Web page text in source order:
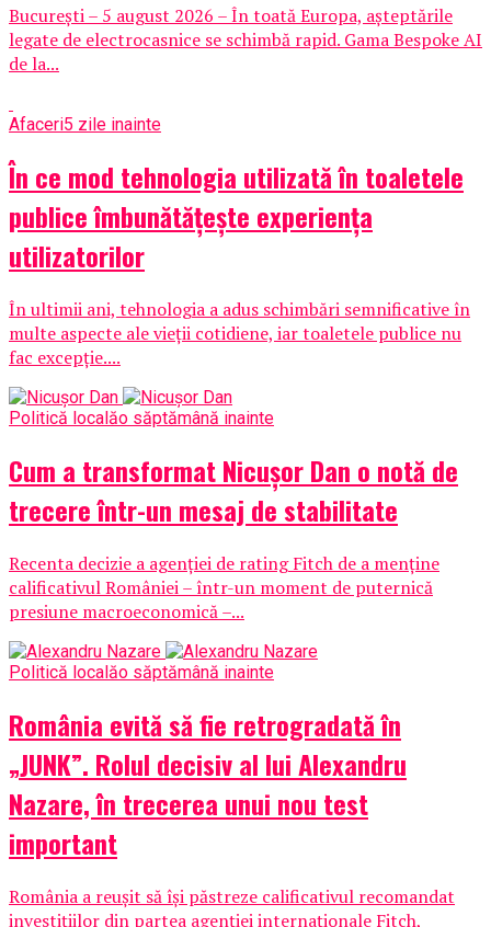
București – 5 august 2026 – În toată Europa, așteptările
legate de electrocasnice se schimbă rapid. Gama Bespoke AI
de la...
Afaceri5 zile inainte
În ce mod tehnologia utilizată în toaletele
publice îmbunătățește experiența
utilizatorilor
În ultimii ani, tehnologia a adus schimbări semnificative în
multe aspecte ale vieții cotidiene, iar toaletele publice nu
fac excepție....
Politică localăo săptămână inainte
Cum a transformat Nicușor Dan o notă de
trecere într-un mesaj de stabilitate
Recenta decizie a agenției de rating Fitch de a menține
calificativul României – într-un moment de puternică
presiune macroeconomică –...
Politică localăo săptămână inainte
România evită să fie retrogradată în
„JUNK”. Rolul decisiv al lui Alexandru
Nazare, în trecerea unui nou test
important
România a reușit să își păstreze calificativul recomandat
investițiilor din partea agenției internaționale Fitch,